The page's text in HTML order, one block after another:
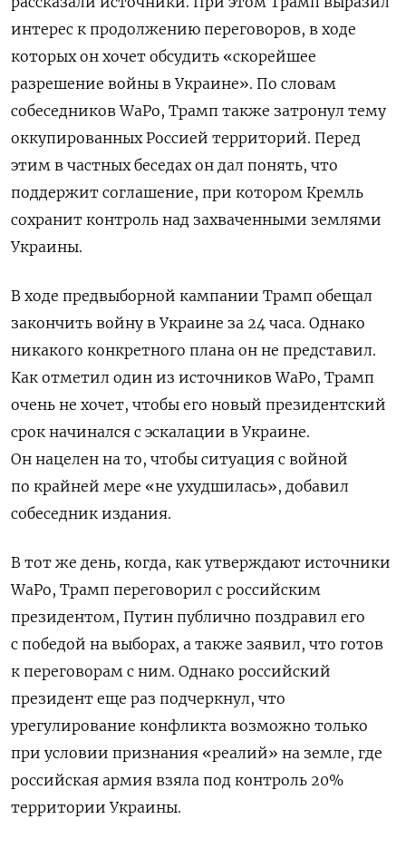
интерес к продолжению переговоров, в ходе
которых он хочет обсудить «скорейшее
разрешение войны в Украине». По словам
собеседников WaPo, Трамп также затронул тему
оккупированных Россией территорий. Перед
этим в частных беседах он дал понять, что
поддержит соглашение, при котором Кремль
сохранит контроль над захваченными землями
Украины.
В ходе предвыборной кампании Трамп обещал
закончить войну в Украине за 24 часа. Однако
никакого конкретного плана он не представил.
Как отметил один из источников WaPo, Трамп
очень не хочет, чтобы его новый президентский
срок начинался с эскалации в Украине.
Он нацелен на то, чтобы ситуация с войной
по крайней мере «не ухудшилась», добавил
собеседник издания.
В тот же день, когда, как утверждают источники
WaPo, Трамп переговорил с российским
президентом, Путин публично поздравил его
с победой на выборах, а также заявил, что готов
к переговорам с ним. Однако российский
президент еще раз подчеркнул, что
урегулирование конфликта возможно только
при условии признания «реалий» на земле, где
российская армия взяла под контроль 20%
территории Украины.